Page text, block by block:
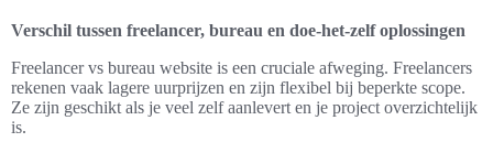
Verschil tussen freelancer, bureau en doe-het-zelf oplossingen
Freelancer vs bureau website is een cruciale afweging. Freelancers
rekenen vaak lagere uurprijzen en zijn flexibel bij beperkte scope.
Ze zijn geschikt als je veel zelf aanlevert en je project overzichtelijk
is.